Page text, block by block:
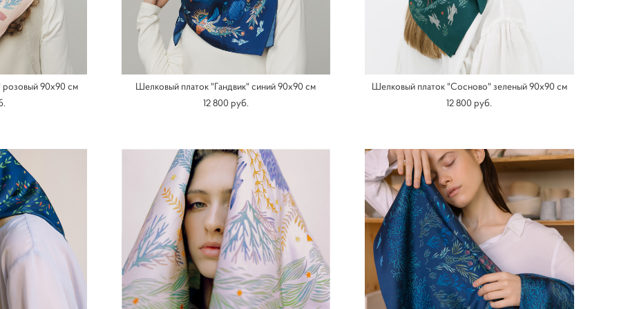
розовый 90х90 см
Шелковый платок "Гандвик" синий 90х90 см
12 800 pуб.
Шелковый платок "Сосново" зеленый 90х90 см
12 800 pуб.